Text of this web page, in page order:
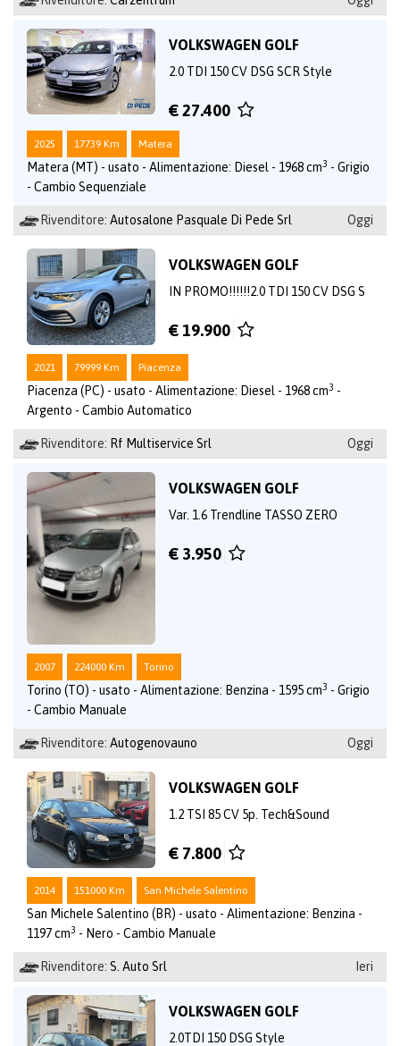
VOLKSWAGEN GOLF
2.0 TDI 150 CV DSG SCR Style
€ 27.400
2025 17739 Km Matera
Matera (MT) - usato - Alimentazione: Diesel - 1968 cm3 - Grigio
- Cambio Sequenziale
Rivenditore: Autosalone Pasquale Di Pede Srl Oggi
VOLKSWAGEN GOLF
IN PROMO!!!!!!2.0 TDI 150 CV DSG S
€ 19.900
2021 79999 Km Piacenza
Piacenza (PC) - usato - Alimentazione: Diesel - 1968 cm3 -
Argento - Cambio Automatico
Rivenditore: Rf Multiservice Srl Oggi
VOLKSWAGEN GOLF
Var. 1.6 Trendline TASSO ZERO
€ 3.950
2007 224000 Km Torino
Torino (TO) - usato - Alimentazione: Benzina - 1595 cm3 - Grigio
- Cambio Manuale
Rivenditore: Autogenovauno Oggi
VOLKSWAGEN GOLF
1.2 TSI 85 CV 5p. Tech&Sound
€ 7.800
2014 151000 Km San Michele Salentino
San Michele Salentino (BR) - usato - Alimentazione: Benzina -
1197 cm3 - Nero - Cambio Manuale
Rivenditore: S. Auto Srl Ieri
VOLKSWAGEN GOLF
2.0TDI 150 DSG Style